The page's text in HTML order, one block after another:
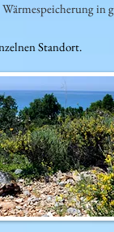
in
Standort.